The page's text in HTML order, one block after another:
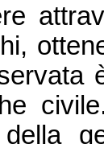
della